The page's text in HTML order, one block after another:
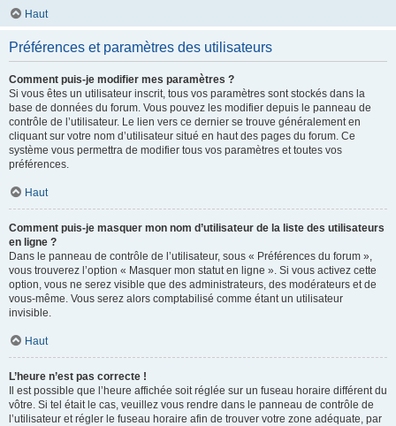
Haut
Préférences et paramètres des utilisateurs
Comment puis-je modifier mes paramètres ?
Si vous êtes un utilisateur inscrit, tous vos paramètres sont stockés dans la
base de données du forum. Vous pouvez les modifier depuis le panneau de
contrôle de l’utilisateur. Le lien vers ce dernier se trouve généralement en
cliquant sur votre nom d’utilisateur situé en haut des pages du forum. Ce
système vous permettra de modifier tous vos paramètres et toutes vos
préférences.
Haut
Comment puis-je masquer mon nom d’utilisateur de la liste des utilisateurs
en ligne ?
Dans le panneau de contrôle de l’utilisateur, sous « Préférences du forum »,
vous trouverez l’option « Masquer mon statut en ligne ». Si vous activez cette
option, vous ne serez visible que des administrateurs, des modérateurs et de
vous-même. Vous serez alors comptabilisé comme étant un utilisateur
invisible.
Haut
L’heure n’est pas correcte !
Il est possible que l’heure affichée soit réglée sur un fuseau horaire différent du
vôtre. Si tel était le cas, veuillez vous rendre dans le panneau de contrôle de
l’utilisateur et régler le fuseau horaire afin de trouver votre zone adéquate, par